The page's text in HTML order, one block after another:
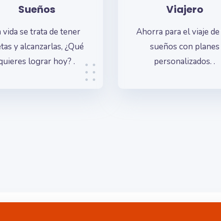
Viajero
para el viaje de tus
sueños con planes
personalizados. .
Accidentes
Prevenir lo
una decisión